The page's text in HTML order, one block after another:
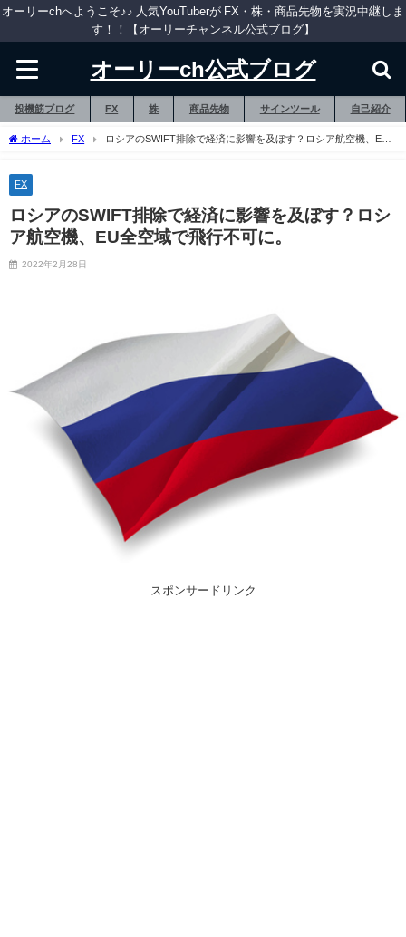
オーリーchへようこそ♪♪ 人気YouTuberが FX・株・商品先物を実況中継しま
す！！【オーリーチャンネル公式ブログ】
オーリーch公式ブログ
投機筋ブログ FX 株 商品先物 サインツール 自己紹介
ホーム FX
ロシアのSWIFT排除で経済に影響を及ぼす？ロシア航空機、EU
FX
ロシアのSWIFT排除で経済に影響を及ぼす？ロシ
ア航空機、EU全空域で飛行不可に。
2022年2月28日
スポンサードリンク